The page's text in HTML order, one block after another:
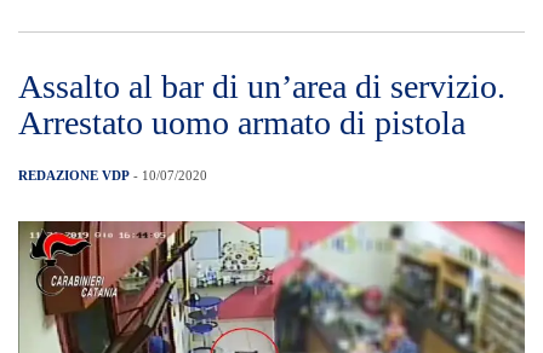
Assalto al bar di un’area di servizio.
Arrestato uomo armato di pistola
REDAZIONE VDP - 10/07/2020